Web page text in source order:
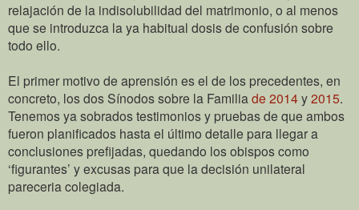
relajación de la indisolubilidad del matrimonio, o al menos
que se introduzca la ya habitual dosis de confusión sobre
todo ello.
El primer motivo de aprensión es el de los precedentes, en
concreto, los dos Sínodos sobre la Familia de 2014y2015.
Tenemos ya sobrados testimonios y pruebas de que ambos
fueron planificados hasta el último detalle para llegar a
conclusiones prefijadas, quedando los obispos como
‘figurantes’ y excusas para que la decisión unilateral
pareceria colegiada.